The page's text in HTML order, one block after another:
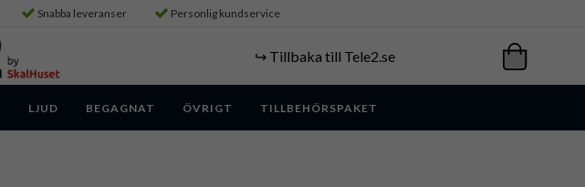
Snabba leveranser Personlig kundservice
↪️ Tillbaka till Tele2.se
LJUD BEGAGNAT ÖVRIGT TILLBEHÖRSPAKET